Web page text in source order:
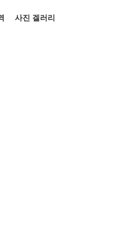
사진 겔러리